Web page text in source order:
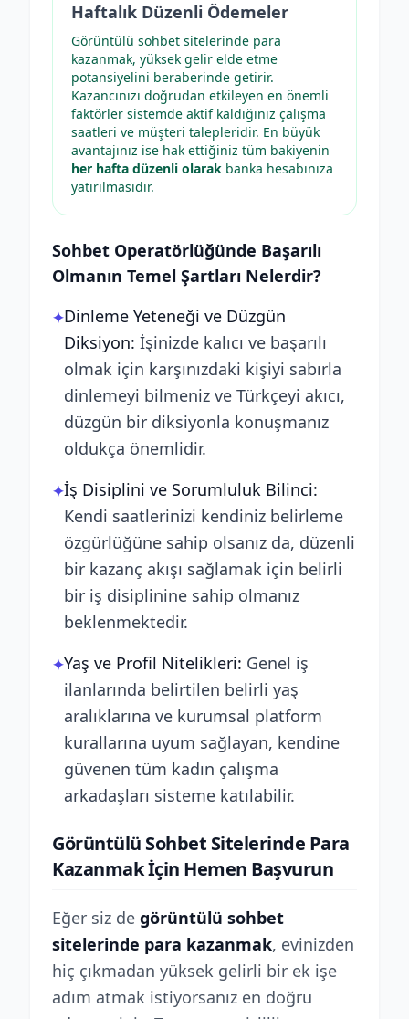
Haftalık Düzenli Ödemeler
Görüntülü sohbet sitelerinde para
kazanmak, yüksek gelir elde etme
potansiyelini beraberinde getirir.
Kazancınızı doğrudan etkileyen en önemli
faktörler sistemde aktif kaldığınız çalışma
saatleri ve müşteri talepleridir. En büyük
avantajınız ise hak ettiğiniz tüm bakiyenin
her hafta düzenli olarak banka hesabınıza
yatırılmasıdır.
Sohbet Operatörlüğünde Başarılı
Olmanın Temel Şartları Nelerdir?
✦Dinleme Yeteneği ve Düzgün
Diksiyon: İşinizde kalıcı ve başarılı
olmak için karşınızdaki kişiyi sabırla
dinlemeyi bilmeniz ve Türkçeyi akıcı,
düzgün bir diksiyonla konuşmanız
oldukça önemlidir.
✦İş Disiplini ve Sorumluluk Bilinci:
Kendi saatlerinizi kendiniz belirleme
özgürlüğüne sahip olsanız da, düzenli
bir kazanç akışı sağlamak için belirli
bir iş disiplinine sahip olmanız
beklenmektedir.
✦Yaş ve Profil Nitelikleri: Genel iş
ilanlarında belirtilen belirli yaş
aralıklarına ve kurumsal platform
kurallarına uyum sağlayan, kendine
güvenen tüm kadın çalışma
arkadaşları sisteme katılabilir.
Görüntülü Sohbet Sitelerinde Para
Kazanmak İçin Hemen Başvurun
Eğer siz de görüntülü sohbet
sitelerinde para kazanmak, evinizden
hiç çıkmadan yüksek gelirli bir ek işe
adım atmak istiyorsanız en doğru